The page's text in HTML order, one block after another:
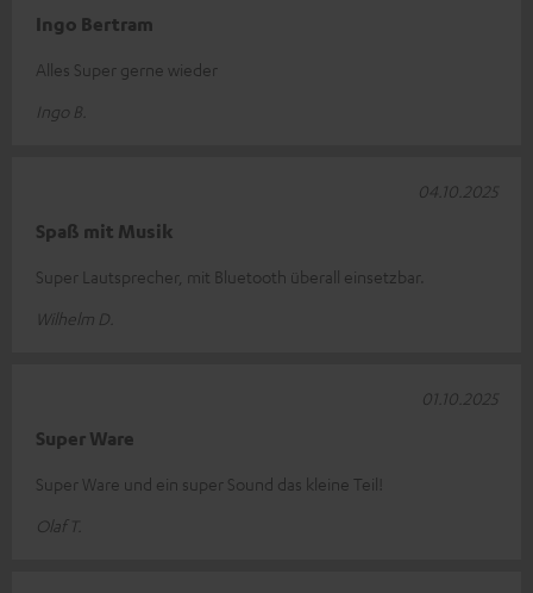
Ingo Bertram
Alles Super gerne wieder
Ingo B.
Spaß mit Musik
Super Lautsprecher, mit Bluetooth überall einsetzbar.
Wilhelm D.
04.10.2025
Super Ware
Super Ware und ein super Sound das kleine Teil!
Olaf T.
01.10.2025